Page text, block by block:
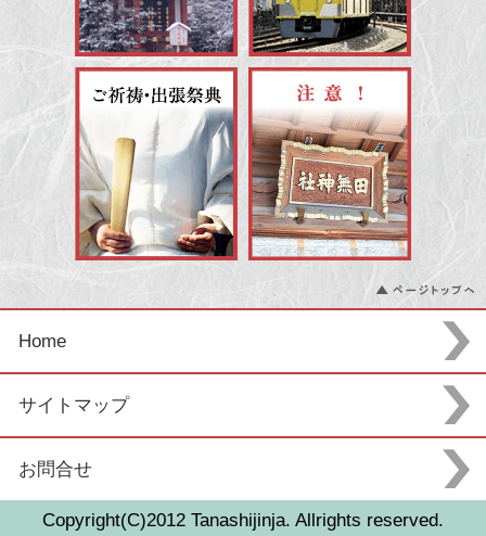
Home
サイトマップ
お問合せ
Copyright(C)2012 Tanashijinja. Allrights reserved.